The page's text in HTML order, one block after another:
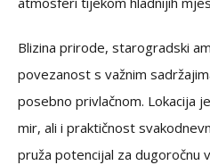
Blizina prirode, starogradski
povezanost s važnim
posebno privlačnom. Lokacija
mir, ali i praktičnost
pruža potencijal za dugoročnu